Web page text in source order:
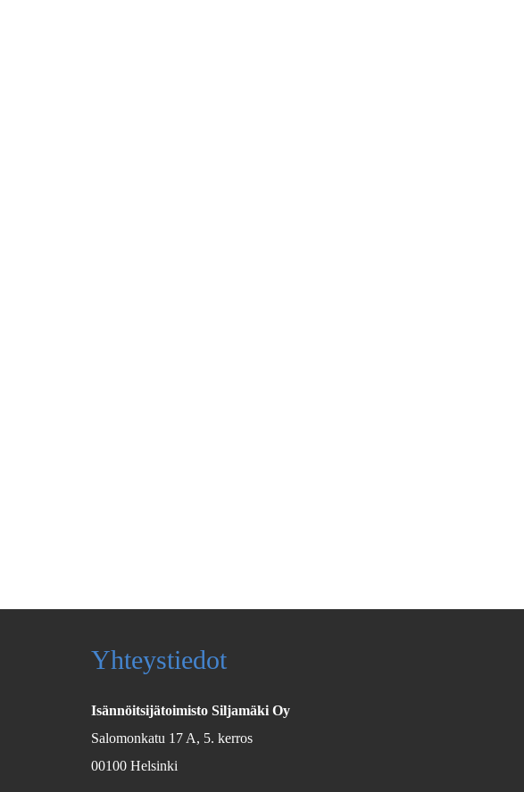
Yhteystiedot
Isännöitsijätoimisto Siljamäki Oy
Salomonkatu 17 A, 5. kerros
00100 Helsinki